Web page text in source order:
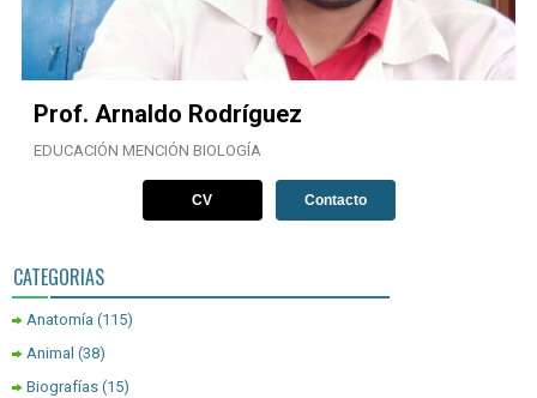
Prof. Arnaldo Rodríguez
EDUCACIÓN MENCIÓN BIOLOGÍA
CV Contacto
CATEGORIAS
Anatomía (115)
Animal (38)
Biografías (15)